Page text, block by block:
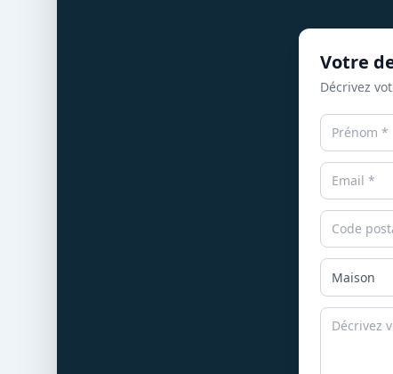
Votre
Décrivez